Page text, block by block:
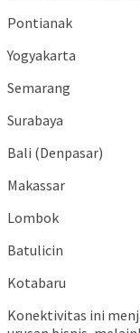
Pontianak
Yogyakarta
Semarang
Surabaya
Bali (Denpasar)
Makassar
Lombok
Batulicin
Kotabaru
Konektivitas ini